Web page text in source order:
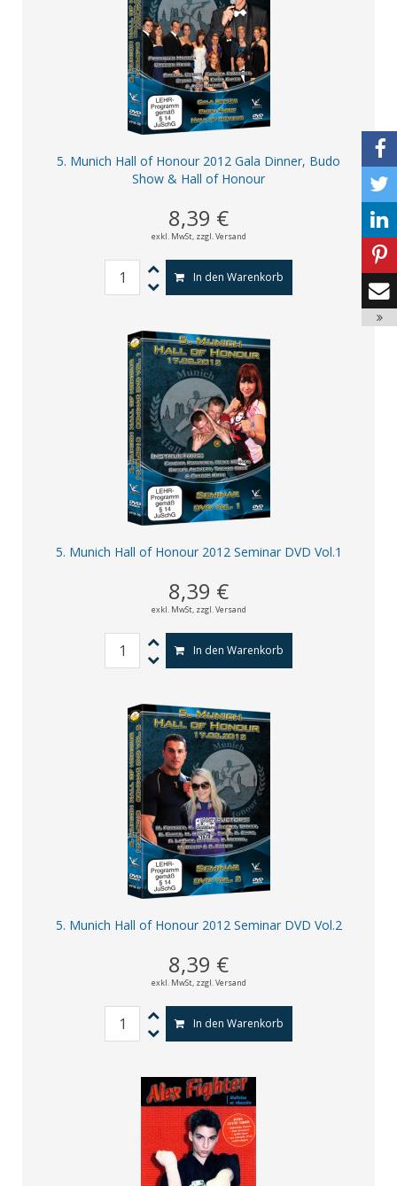
5. Munich Hall of Honour 2012 Gala Dinner, Budo
Show & Hall of Honour
8,39 €
exkl. MwSt, zzgl. Versand
In den Warenkorb
5. Munich Hall of Honour 2012 Seminar DVD Vol.1
8,39 €
exkl. MwSt, zzgl. Versand
In den Warenkorb
5. Munich Hall of Honour 2012 Seminar DVD Vol.2
8,39 €
exkl. MwSt, zzgl. Versand
In den Warenkorb